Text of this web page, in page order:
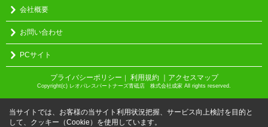
会社概要
お問い合わせ
PCサイト
プライバシーポリシー ｜ 利用規約 ｜アクセスマップ
Copyright(c) レオパレスパートナーズ青砥店 株式会社成家 All rights reserved.
当サイトでは、お客様の当サイト利用状況把握、サービス向上検討を目的と
して、クッキー（Cookie）を使用しています。